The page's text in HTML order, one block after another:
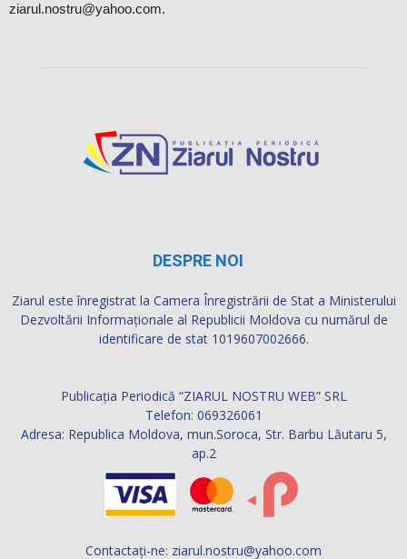
ziarul.nostru@yahoo.com.
DESPRE NOI
Ziarul este înregistrat la Camera Înregistrării de Stat a Ministerului
Dezvoltării Informaţionale al Republicii Moldova cu numărul de
identificare de stat 1019607002666.
Publicația Periodică “ZIARUL NOSTRU WEB” SRL
Telefon: 069326061
Adresa: Republica Moldova, mun.Soroca, Str. Barbu Lăutaru 5,
ap.2
Contactați-ne: ziarul.nostru@yahoo.com